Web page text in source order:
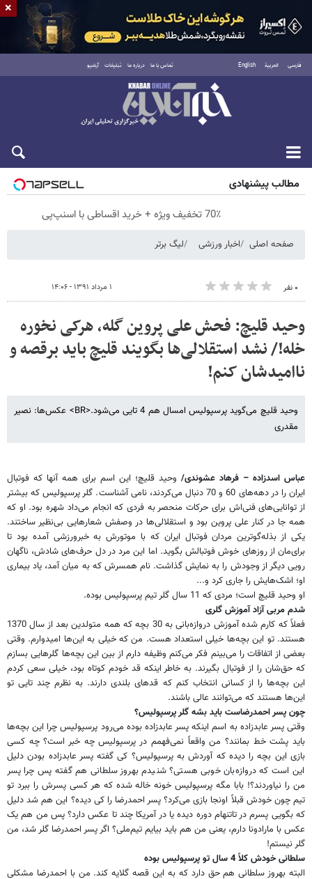
فارسی العربية English تماس با ما درباره ما تبلیغات آرشیو
پنجشنبه ۱۵ مرداد ۱۴۰۵
مطالب پیشنهادی
70٪ تخفیف ویژه + خرید اقساطی با اسنپ‌پی
صفحه اصلی اخبار ورزشی لیگ برتر
۰ نفر ۱ مرداد ۱۳۹۱ - ۱۴:۰۶
وحید قلیچ‌: فحش علی پروین گله، هرکی نخوره
خله!/ نشد استقلالی‌ها بگویند قلیچ باید برقصه و
ناامیدشان کنم!
وحید قلیچ می‌گوید پرسپولیس امسال هم 4 تایی می‌شود.<BR> عکس‌ها: نصیر
مقدری
عباس اسدزاده – فرهاد عشوندی/ وحید قلیچ‌‌؛ این اسم برای همه آنها که فوتبال
ایران را در دهه‌های 60 و 70 دنبال می‌کردند، نامی آشناست. گلر پرسپولیس که بیشتر
از توانایی‌های فنی‌اش برای حرکات منحصر به فردی که انجام می‌داد شهره بود. او که
همه جا در کنار علی پروین بود و استقلالی‌ها در وصفش شعارهایی بی‌نظیر ساختند.
یکی از بذله‌گو‌ترین مردان فوتبال ایران که با موتورش به خبرورزشی آمده بود تا
برای‌مان از روزهای خوش فوتبالش بگوید. اما این مرد در دل حرف‌‌های شادش، ناگهان
رویی دیگر از وجودش را به نمایش گذاشت. نام همسرش که به میان آمد، یاد بیماری
او‌‌؛ اشک‌‌هایش را جاری کرد و...
او وحید قلیچ است‌‌؛ مردی که 11 سال گلر تیم پرسپولیس بوده.
شدم مربی آزاد آموزش گلری
فعلاً که کارم شده آموزش دروازه‌بانی به 30 بچه که همه متولدین بعد از سال 1370
هستند. تو این بچه‌ها خیلی استعداد هست. من که خیلی به این‌ها امیدوارم. وقتی
بعضی از اتفاقات را می‌بینم فکر می‌کنم وظیفه دارم از بین این بچه‌ها گلرهایی بسازم
که حق‌شان را از فوتبال بگیرند. به خاطر اینکه قد خودم کوتاه بود، خیلی سعی کردم
این بچه‌ها را از کسانی انتخاب کنم که قد‌‌های بلندی دارند. به نظرم چند تایی تو
این‌ها هستند که می‌توانند عالی باشند.
چون پسر احمدرضاست باید بشه گلر پرسپولیس؟
وقتی پسر عابدزاده به اسم اینکه پسر عابدزاده بوده می‌رود پرسپولیس چرا این بچه‌ها
باید پشت خط بمانند؟ من واقعاً نمی‌فهمم در پرسپولیس چه خبر است؟ چه کسی
بازی این بچه را دیده که آوردش به پرسپولیس؟ کی گفته پسر عابدزاده بودن دلیل
این است که دروازه‌بان خوبی هستی؟ شنیدم بهروز سلطانی هم گفته پس چرا پسر
من را نیاوردند؟! بابا مگه پرسپولیس خونه خاله شده که هر کسی پسرش را ببرد تو
تیم چون خودش قبلاً اونجا بازی می‌کرد؟ پسر احمدرضا را کی دیده؟ این هم شد دلیل
که بگویی پسرم در تاتنهام دوره دیده یا در آمریکا چند تا عکس دارد؟ پس من هم یک
عکس با مارادونا دارم، یعنی من هم باید بیایم تیم‌ملی؟ اگر پسر احمدرضا گلر شد، من
گلر نیستم!
سلطانی خودش کلاً 4 سال تو پرسپولیس بوده
البته بهروز سلطانی هم حق دارد که به این قصه گلایه کند. من با احمدرضا مشکلی
×